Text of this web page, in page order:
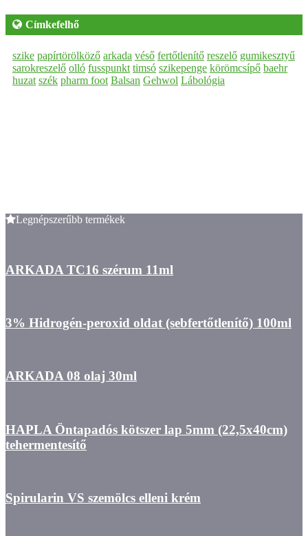
Címkefelhő
szike papírtörölköző arkada véső fertőtlenítő reszelő gumikesztyű
sarokreszelő olló fusspunkt timsó szikepenge körömcsípő baehr
huzat szék pharm foot Balsan Gehwol Lábológia
Legnépszerűbb termékek
ARKADA TC16 szérum 11ml
3% Hidrogén-peroxid oldat (sebfertőtlenítő) 100ml
ARKADA 08 olaj 30ml
HAPLA Öntapadós kötszer lap 5mm (22,5x40cm)
tehermentesítő
Spirularin VS szemölcs elleni krém